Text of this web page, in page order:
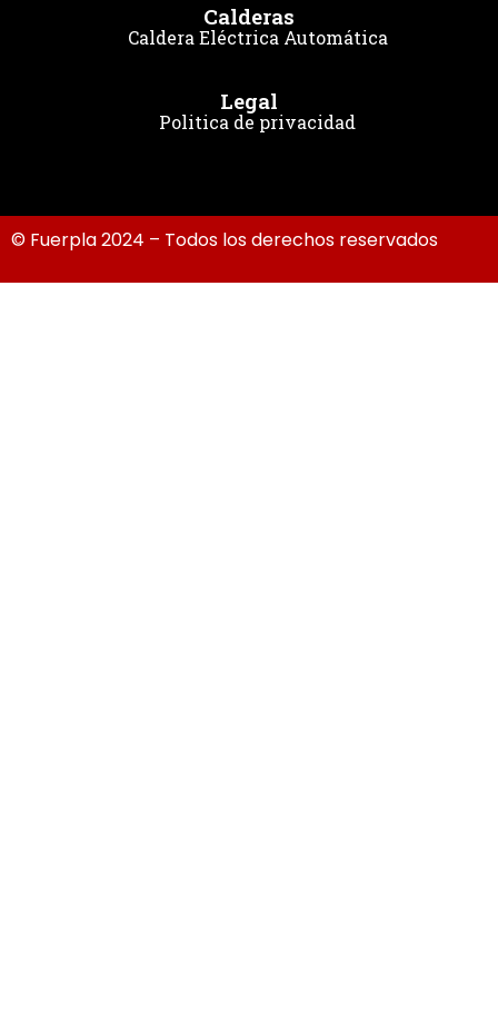
Calderas
Caldera Eléctrica Automática
Legal
Politica de privacidad
© Fuerpla 2024 – Todos los derechos reservados